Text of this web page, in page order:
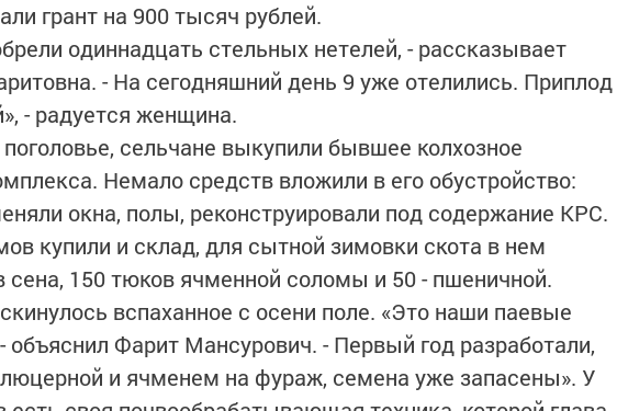
грант на 900 тысяч рублей.
одиннадцать стельных нетелей, - рассказывает
- На сегодняшний день 9 уже отелились. Приплод
- радуется женщина.
сельчане выкупили бывшее колхозное
Немало средств вложили в его обустройство:
окна, полы, реконструировали под содержание КРС.
купили и склад, для сытной зимовки скота в нем
сена, 150 тюков ячменной соломы и 50 - пшеничной.
вспаханное с осени поле. «Это наши паевые
объяснил Фарит Мансурович. - Первый год разработали,
и ячменем на фураж, семена уже запасены». У